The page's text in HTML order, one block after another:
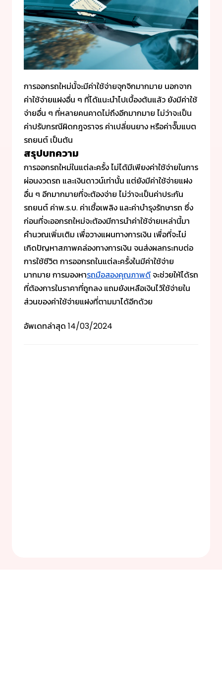
การออกรถใหม่นั้จะมีค่าใช้จ่ายจุกจิกมากมาย นอกจาก
ค่าใช้จ่ายแฝงอื่น ๆ ที่ได้แนะนำไปเบื้องต้นแล้ว ยังมีค่าใช้
จ่ายอื่น ๆ ที่หลายคนคาดไม่ถึงอีกมากมาย ไม่ว่าจะเป็น
ค่าปรับกรณีผิดกฎจราจร ค่าเปลี่ยนยาง หรือค่าจั๊มแบต
รถยนต์ เป็นต้น
สรุปบทความ
การออกรถใหม่ในแต่ละครั้ง ไม่ได้มีเพียงค่าใช้จ่ายในการ
ผ่อนงวดรถ และเงินดาวน์เท่านั้น แต่ยังมีค่าใช้จ่ายแฝง
อื่น ๆ อีกมากมายที่จะต้องจ่าย ไม่ว่าจะเป็นค่าประกัน
รถยนต์ ค่าพ.ร.บ. ค่าเชื้อเพลิง และค่าบำรุงรักษารถ ซึ่ง
ก่อนที่จะออกรถใหม่จะต้องมีการนำค่าใช้จ่ายเหล่านี้มา
คำนวณเพิ่มเติม เพื่อวางแผนทางการเงิน เพื่อที่จะไม่
เกิดปัญหาสภาพคล่องทางการเงิน จนส่งผลกระทบต่อ
การใช้ชีวิต การออกรถในแต่ละครั้งในมีค่าใช้จ่าย
มากมาย การมองหารถมือสองคุณภาพดีจะช่วยให้ได้รถ
ที่ต้องการในราคาที่ถูกลง แถมยังเหลือเงินไว้ใช้จ่ายใน
ส่วนของค่าใช้จ่ายแฝงที่ตามมาได้อีกด้วย
อัพเดทล่าสุด 14/03/2024